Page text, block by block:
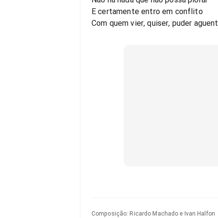
E certamente entro em conflito
Com quem vier, quiser, puder
Composição: Ricardo Machado e Ivan Halfon